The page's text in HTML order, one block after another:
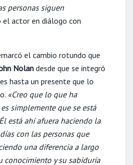
personas siguen
el actor en diálogo con
el cambio rotundo que
Nolan desde que se integró
hasta un presente que lo
«Creo que lo que ha
simplemente que se está
está ahí afuera haciendo la
con las personas que
una diferencia a largo
conocimiento y su sabiduría